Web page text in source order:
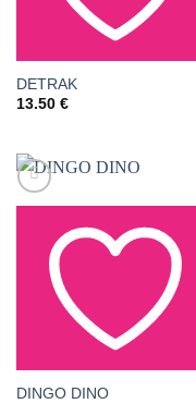
AJOUTER À LA LISTE
DE SOUHAITS
DETRAK
13.50 €
AJOUTER À LA LISTE
DINGO DINO